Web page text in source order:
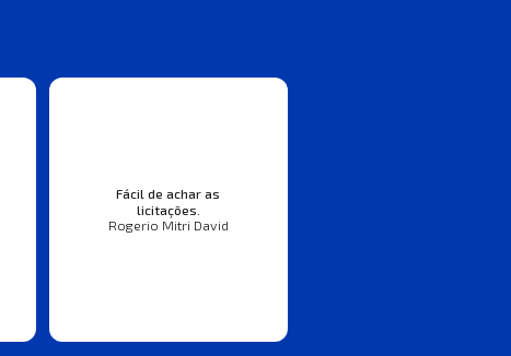
Fácil de achar as
licitações.
Rogerio Mitri David